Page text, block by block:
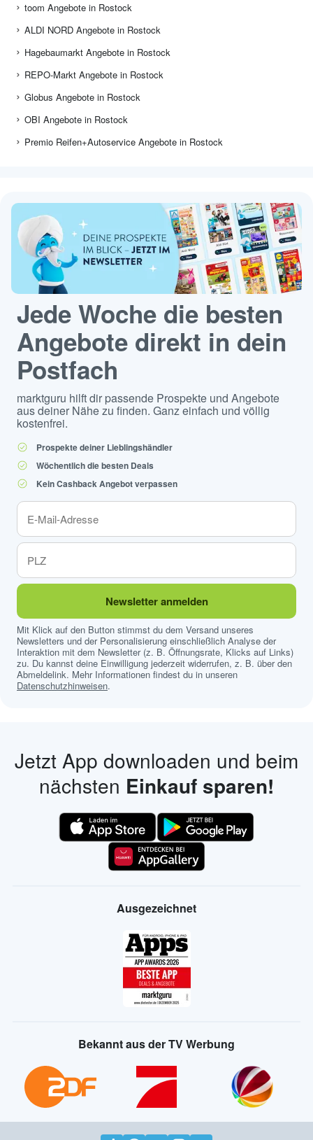
toom Angebote in Rostock
ALDI NORD Angebote in Rostock
Hagebaumarkt Angebote in Rostock
REPO-Markt Angebote in Rostock
Globus Angebote in Rostock
OBI Angebote in Rostock
Premio Reifen+Autoservice Angebote in Rostock
Jede Woche die besten
Angebote direkt in dein
Postfach
marktguru hilft dir passende Prospekte und Angebote
aus deiner Nähe zu finden. Ganz einfach und völlig
kostenfrei.
Prospekte deiner Lieblingshändler
Wöchentlich die besten Deals
Kein Cashback Angebot verpassen
Newsletter anmelden
Mit Klick auf den Button stimmst du dem Versand unseres
Newsletters und der Personalisierung einschließlich Analyse der
Interaktion mit dem Newsletter (z. B. Öffnungsrate, Klicks auf Links)
zu. Du kannst deine Einwilligung jederzeit widerrufen, z. B. über den
Abmeldelink. Mehr Informationen findest du in unseren
Datenschutzhinweisen.
Jetzt App downloaden und beim
nächsten Einkauf sparen!
Ausgezeichnet
Bekannt aus der TV Werbung